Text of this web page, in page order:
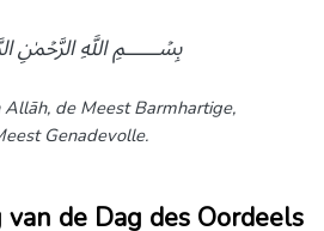
Allāh, de Meest Barmhartige,
Genadevolle.
de Dag des Oordeels